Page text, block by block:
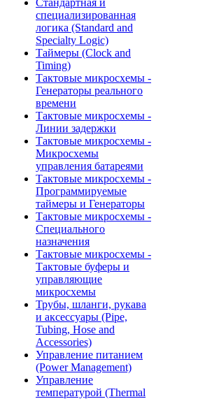
Стандартная и
специализированная
логика (Standard and
Specialty Logic)
Таймеры (Clock and
Timing)
Тактовые микросхемы -
Генераторы реального
времени
Тактовые микросхемы -
Линии задержки
Тактовые микросхемы -
Микросхемы
управления батареями
Тактовые микросхемы -
Программируемые
таймеры и Генераторы
Тактовые микросхемы -
Специального
назначения
Тактовые микросхемы -
Тактовые буферы и
управляющие
микросхемы
Трубы, шланги, рукава
и аксессуары (Pipe,
Tubing, Hose and
Accessories)
Управление питанием
(Power Management)
Управление
температурой (Thermal